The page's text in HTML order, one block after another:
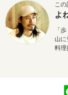
こ
よ
「
山
料理